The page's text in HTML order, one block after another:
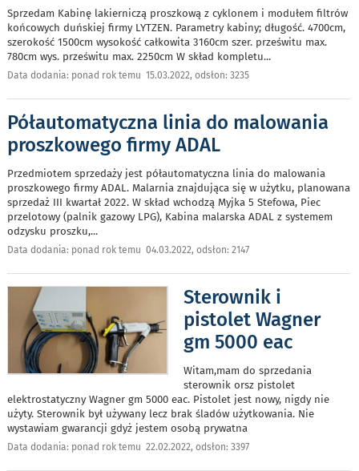
Sprzedam Kabinę lakierniczą proszkową z cyklonem i modułem filtrów
końcowych duńskiej firmy LYTZEN. Parametry kabiny; długość. 4700cm,
szerokość 1500cm wysokość całkowita 3160cm szer. prześwitu max.
780cm wys. prześwitu max. 2250cm W skład kompletu...
Data dodania: ponad rok temu 15.03.2022, odsłon: 3235
Półautomatyczna linia do malowania
proszkowego firmy ADAL
Przedmiotem sprzedaży jest półautomatyczna linia do malowania
proszkowego firmy ADAL. Malarnia znajdująca się w użytku, planowana
sprzedaż III kwartał 2022. W skład wchodzą Myjka 5 Stefowa, Piec
przelotowy (palnik gazowy LPG), Kabina malarska ADAL z systemem
odzysku proszku,...
Data dodania: ponad rok temu 04.03.2022, odsłon: 2147
Sterownik i
pistolet Wagner
gm 5000 eac
Witam,mam do sprzedania
sterownik orsz pistolet
elektrostatyczny Wagner gm 5000 eac. Pistolet jest nowy, nigdy nie
użyty. Sterownik był używany lecz brak śladów użytkowania. Nie
wystawiam gwarancji gdyż jestem osobą prywatna
Data dodania: ponad rok temu 22.02.2022, odsłon: 3397